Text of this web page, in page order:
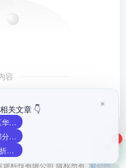
容
告合作
途科技有限公司 版权所有 渝公网
相关文章 👇
就餐时被拍！安卓第一阔折叠三星Galaxy Z Fold8真机被员工泄密：外观实锤